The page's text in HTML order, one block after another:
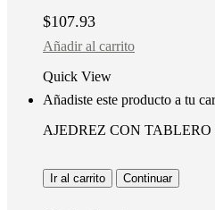
$107.93
Añadir al carrito
Quick View
Añadiste este producto a tu
AJEDREZ CON
Ir al carrito Continuar